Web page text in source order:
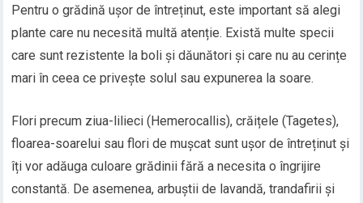
Pentru o grădină ușor de întreținut, este important să alegi
plante care nu necesită multă atenție. Există multe specii
care sunt rezistente la boli și dăunători și care nu au cerințe
mari în ceea ce privește solul sau expunerea la soare.
Flori precum ziua-lilieci (Hemerocallis), crăițele (Tagetes),
floarea-soarelui sau flori de mușcat sunt ușor de întreținut și
îți vor adăuga culoare grădinii fără a necesita o îngrijire
constantă. De asemenea, arbuștii de lavandă, trandafirii și